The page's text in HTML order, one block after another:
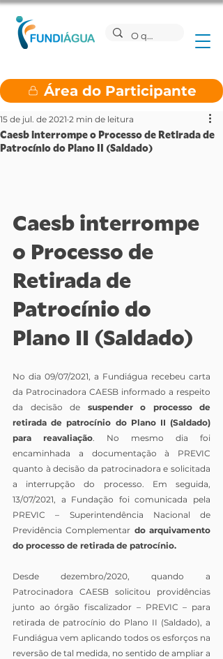
Área do Participante
Caesb interrompe o Processo de Retirada de
Patrocínio do Plano II (Saldado)
15 de jul. de 2021 2 min de leitura
Caesb interrompe
o Processo de
Retirada de
Patrocínio do
Plano II (Saldado)
No dia 09/07/2021, a Fundiágua recebeu carta
da Patrocinadora CAESB informado a respeito
da decisão de suspender o processo de
retirada de patrocínio do Plano II (Saldado)
para reavaliação. No mesmo dia foi
encaminhada a documentação à PREVIC
quanto à decisão da patrocinadora e solicitada
a interrupção do processo. Em seguida,
13/07/2021, a Fundação foi comunicada pela
PREVIC – Superintendência Nacional de
Previdência Complementar do arquivamento
do processo de retirada de patrocínio.
Desde dezembro/2020, quando a
Patrocinadora CAESB solicitou providências
junto ao órgão fiscalizador – PREVIC – para
retirada de patrocínio do Plano II (Saldado), a
Fundiágua vem aplicando todos os esforços na
reversão de tal medida, no sentido de ampliar a